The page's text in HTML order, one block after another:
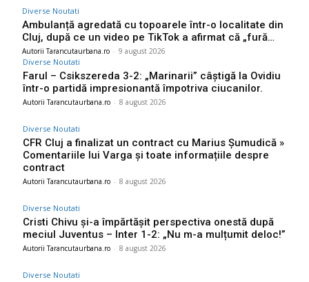
Diverse Noutati
Ambulanță agredată cu topoarele într-o localitate din
Cluj, după ce un video pe TikTok a afirmat că „fură…
Autorii Tarancutaurbana.ro - 9 august 2026
Diverse Noutati
Farul – Csikszereda 3-2: „Marinarii” câștigă la Ovidiu
într-o partidă impresionantă împotriva ciucanilor.
Autorii Tarancutaurbana.ro - 8 august 2026
Diverse Noutati
CFR Cluj a finalizat un contract cu Marius Șumudică »
Comentariile lui Varga și toate informațiile despre
contract
Autorii Tarancutaurbana.ro - 8 august 2026
Diverse Noutati
Cristi Chivu și-a împărtășit perspectiva onestă după
meciul Juventus – Inter 1-2: „Nu m-a mulțumit deloc!”
Autorii Tarancutaurbana.ro - 8 august 2026
Diverse Noutati